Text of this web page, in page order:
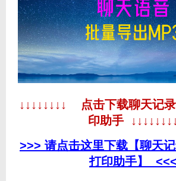
↓↓↓↓↓↓↓↓ 点击下载聊天记
印助手
>>> 请点击这里下载【聊天
打印助手】 <<<